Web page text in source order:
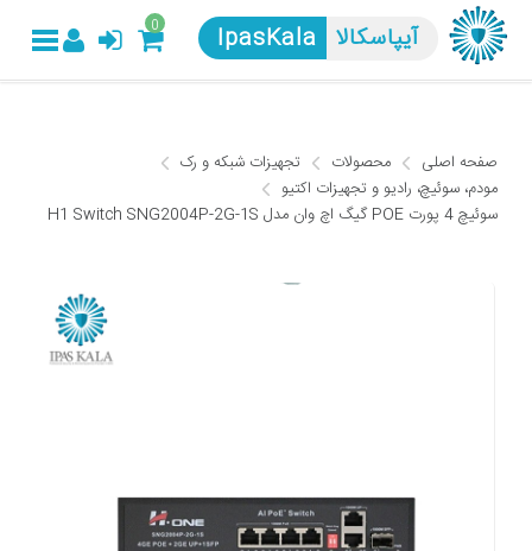
آیپاسکالا IpasKala
0
صفحه اصلی محصولات
تجهیزات شبکه و رک
مودم، سوئیچ، رادیو و تجهیزات اکتیو
سوئیچ 4 پورت POE گیگ اچ وان مدل H1 Switch SNG2004P-2G-1S